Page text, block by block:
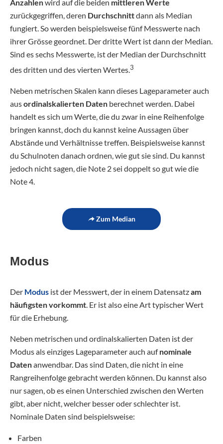
Anzahlenwird auf die beiden mittleren Werte
zurückgegriffen, deren Durchschnittdann als Median
fungiert. So werden beispielsweise fünf Messwerte nach
ihrer Grösse geordnet. Der dritte Wert ist dann der Median.
Sind es sechs Messwerte, ist der Median der Durchschnitt
des dritten und des vierten Wertes.3
Neben metrischen Skalen kann dieses Lageparameter auch
ausordinalskalierten Daten berechnet werden. Dabei
handelt es sich um Werte, die du zwar in eine Reihenfolge
bringen kannst, doch du kannst keine Aussagen über
Abstände und Verhältnisse treffen. Beispielsweise kannst
du Schulnoten danach ordnen, wie gut sie sind. Du kannst
jedoch nicht sagen, die Note 2 sei doppelt so gut wie die
Note 4.
Zum Median
Modus
Der Modus ist der Messwert, der in einem Datensatzam
häufigsten vorkommt. Er ist also eine Art typischer Wert
für die Erhebung.
Neben metrischen und ordinalskalierten Daten ist der
Modus als einziges Lageparameter auch aufnominale
Datenanwendbar. Das sind Daten, die nicht in eine
Rangreihenfolge gebracht werden können. Du kannst also
nur sagen, ob es einen Unterschied zwischen den Werten
gibt, aber nicht, welcher besser oder schlechter ist.
Nominale Daten sind beispielsweise:
Farben